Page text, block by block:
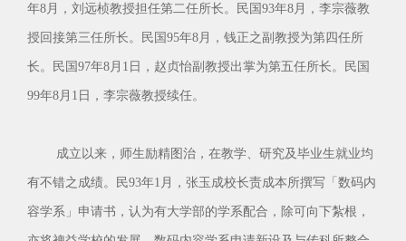
年8月，刘远桢教授担任第二任所长。民国93年8月，李宗薇教
授回接第三任所长。民国95年8月，钱正之副教授为第四任所
长。民国97年8月1日，赵贞怡副教授出掌为第五任所长。民国
99年8月1日，李宗薇教授续任。
成立以来，师生励精图治，在教学、研究及毕业生就业均
有不错之成绩。民93年1月，张玉成校长责成本所撰写「数码内
容学系」申请书，认为有大学部的学系配合，除可向下紮根，